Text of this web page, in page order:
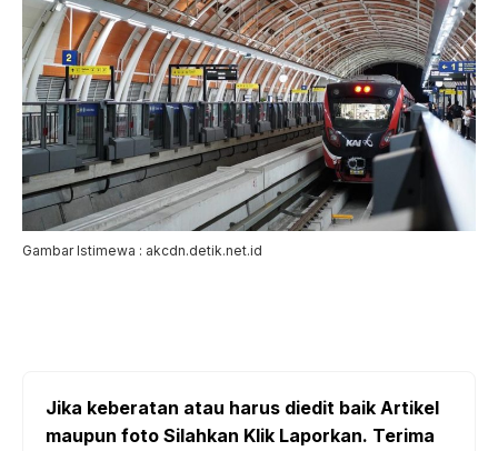
Gambar Istimewa : akcdn.detik.net.id
Jika keberatan atau harus diedit baik Artikel
maupun foto Silahkan Klik Laporkan. Terima